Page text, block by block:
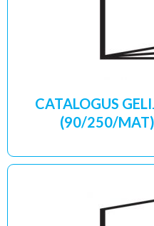
CATALOGUS
(90/250/MAT)